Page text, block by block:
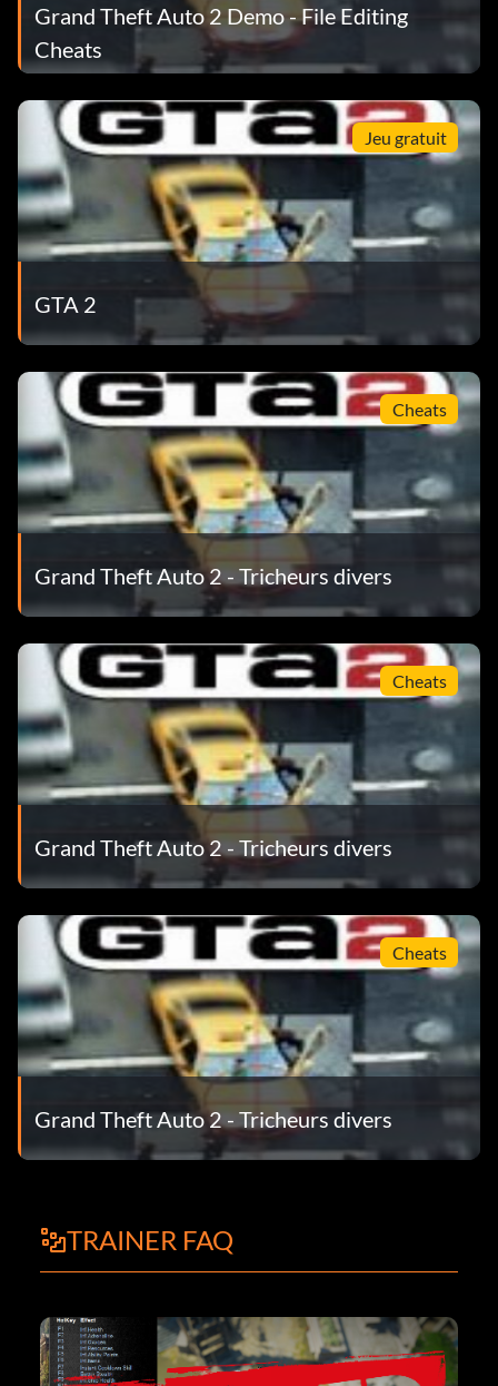
Grand Theft Auto 2 Demo - File Editing
Cheats
Jeu gratuit
GTA 2
Cheats
Grand Theft Auto 2 - Tricheurs divers
Cheats
Grand Theft Auto 2 - Tricheurs divers
Cheats
Grand Theft Auto 2 - Tricheurs divers
TRAINER FAQ